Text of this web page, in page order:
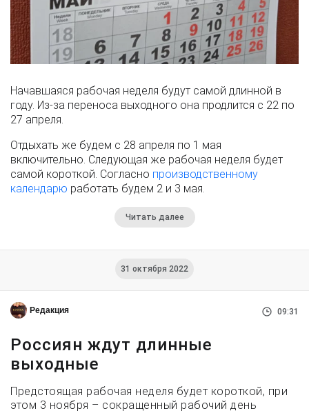
Начавшаяся рабочая неделя будут самой длинной в
году. Из-за переноса выходного она продлится с 22 по
27 апреля.
Отдыхать же будем с 28 апреля по 1 мая
включительно. Следующая же рабочая неделя будет
самой короткой. Согласно производственному
календарю работать будем 2 и 3 мая.
Читать далее
31 октября 2022
Редакция 09:31
Россиян ждут длинные
выходные
Предстоящая рабочая неделя будет короткой, при
этом 3 ноября – сокращенный рабочий день